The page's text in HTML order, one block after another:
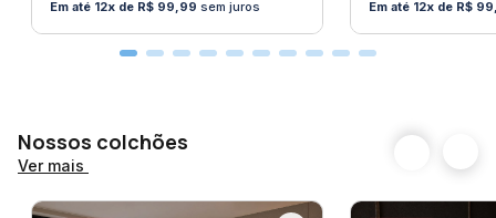
vãos, portas ou janelas antes de finalizar a compra.
12 R$ 99 99 sem juros 12 R$ 99
Nossos colchões
Ver mais